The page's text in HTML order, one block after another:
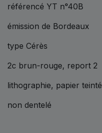
référencé YT n°40B
émission de Bordeaux
type Cérès
2c brun-rouge, report 2
lithographie, papier teinté
non dentelé